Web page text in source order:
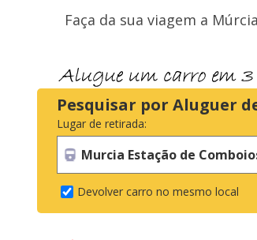
Faça da sua viagem a
Pesquisar por Aluguer
Lugar de retirada:
Devolver carro no mesmo local